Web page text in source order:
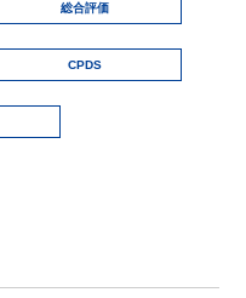
総合評価
CPDS